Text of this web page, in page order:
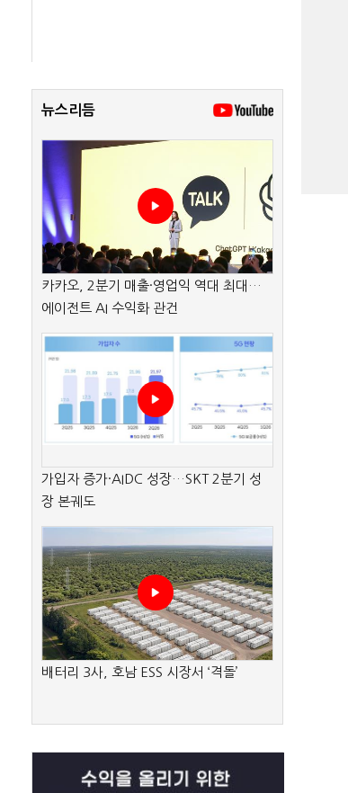
뉴스리듬
카카오, 2분기 매출·영업익 역대 최대…
에이전트 AI 수익화 관건
가입자 증가·AIDC 성장…SKT 2분기 성
장 본궤도
배터리 3사, 호남 ESS 시장서 ‘격돌’